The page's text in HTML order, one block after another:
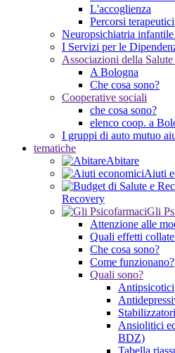
L'accoglienza
Percorsi
Neuropsichiatria infantile
I Servizi per le
Associazioni della
A Bologna
Che cosa sono?
Cooperative sociali
che cosa sono?
elenco coop. a
I gruppi di auto mutuo
tematiche
Abitare
Aiuti
Recovery
Gli
Attenzione alle
Quali effetti
Che cosa sono?
Come funzionano?
Quali sono?
Antipsicotici
Ansiolitici
BDZ)
Tabella